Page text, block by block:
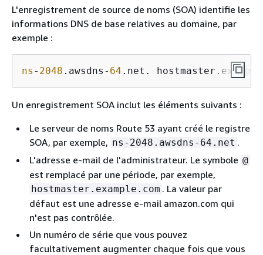
L'enregistrement de source de noms (SOA) identifie les
informations DNS de base relatives au domaine, par
exemple :
ns - 2048 .awsdns- 64 .net.
Un enregistrement SOA inclut les éléments suivants :
Le serveur de noms Route 53 ayant créé le registre
SOA, par exemple, ns-2048.awsdns-64.net .
L'adresse e-mail de l'administrateur. Le symbole @
est remplacé par une période, par exemple,
hostmaster.example.com . La valeur par
défaut est une adresse e-mail amazon.com qui
n'est pas contrôlée.
Un numéro de série que vous pouvez
facultativement augmenter chaque fois que vous